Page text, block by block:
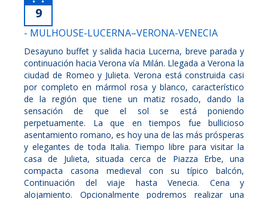
9
- MULHOUSE-LUCERNA–VERONA-VENECIA
Desayuno buffet y salida hacia Lucerna, breve parada y
continuación hacia Verona vía Milán. Llegada a Verona la
ciudad de Romeo y Julieta. Verona está construida casi
por completo en mármol rosa y blanco, característico
de la región que tiene un matiz rosado, dando la
sensación de que el sol se está poniendo
perpetuamente. La que en tiempos fue bullicioso
asentamiento romano, es hoy una de las más prósperas
y elegantes de toda Italia. Tiempo libre para visitar la
casa de Julieta, situada cerca de Piazza Erbe, una
compacta casona medieval con su típico balcón,
Continuación del viaje hasta Venecia. Cena y
alojamiento. Opcionalmente podremos realizar una